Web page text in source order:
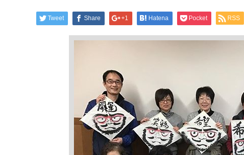
Tweet Share +1 Hatena Pocket RSS